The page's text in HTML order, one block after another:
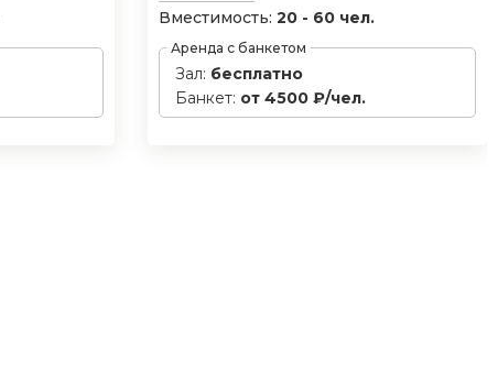
Вместимость: 20 - 60 чел.
Аренда с банкетом
Зал: бесплатно
Банкет: от 4500 ₽/чел.